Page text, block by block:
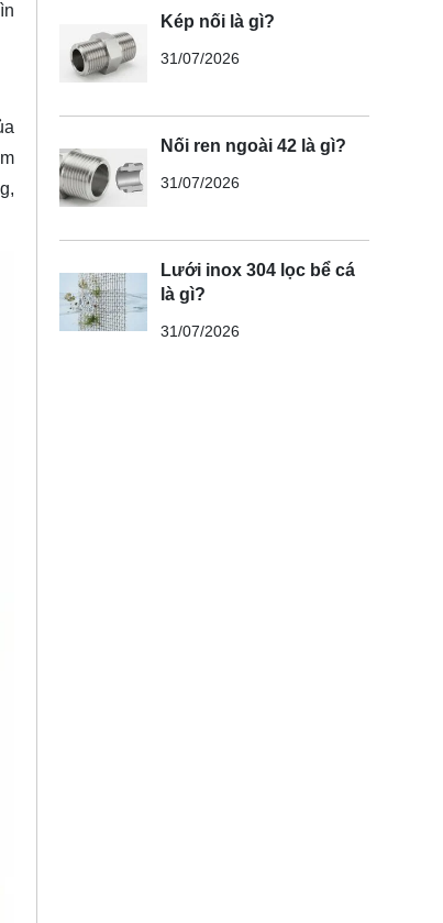
Kép nối là gì?
31/07/2026
Nối ren ngoài 42 là gì?
31/07/2026
Lưới inox 304 lọc bể cá
là gì?
31/07/2026